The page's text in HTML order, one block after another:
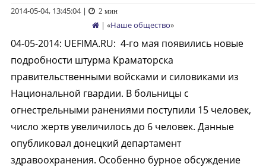
2014-05-04, 13:45:04| 2 мин
| «Наше общество»
04-05-2014: UEFIMA.RU: 4-го мая появились новые
подробности штурма Краматорска
правительственными войсками и силовиками из
Национальной гвардии. В больницы с
огнестрельными ранениями поступили 15 человек,
число жертв увеличилось до 6 человек. Данные
опубликовал донецкий департамент
здравоохранения. Особенно бурное обсуждение